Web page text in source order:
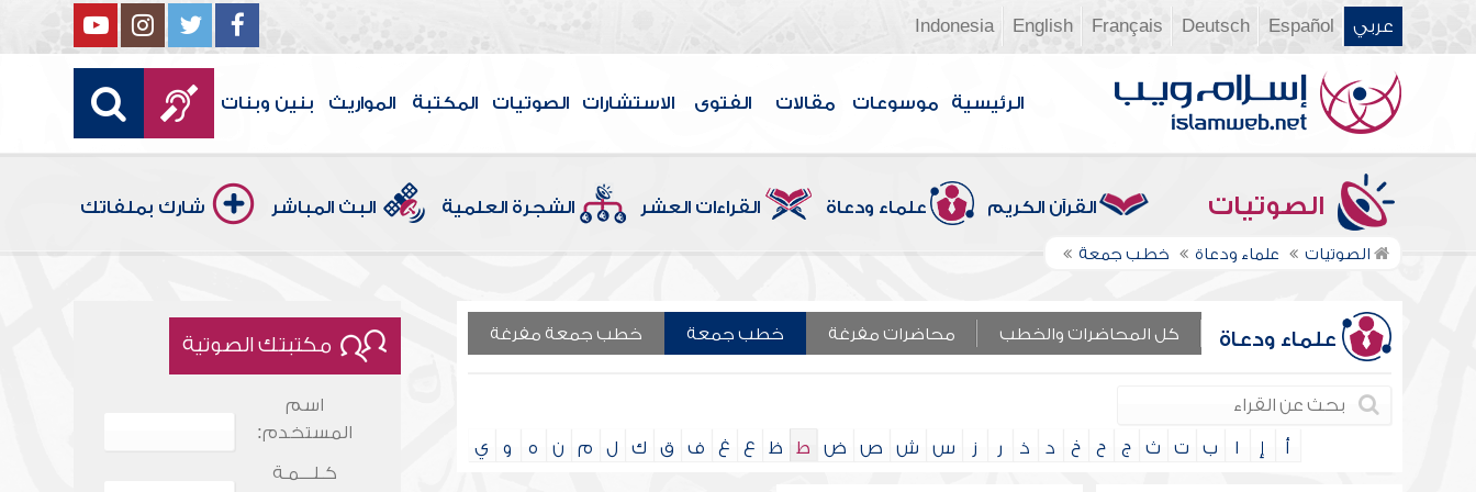
عربي Español
Deutsch
Français
English
Indonesia
الرئيسية موسوعات مقالات الفتوى الاستشارات الصوتيات المكتبة المواريث بنين وبنات
الصوتيات القرآن الكريم علماء ودعاة القراءات العشر الشجرة العلمية البث المباشر شارك بملفاتك
الصوتيات علماء ودعاة خطب جمعة
علماء ودعاة كل المحاضرات والخطب محاضرات مفرغة خطب جمعة خطب جمعة مفرغة
أ إ ا ب ت ث ج ح خ د ذ ر ز س ش ص ض ط ظ ع غ ف ق ك ل م ن ه و ي
مكتبتك الصوتية
اسم
المستخدم:
كـلـــمـة